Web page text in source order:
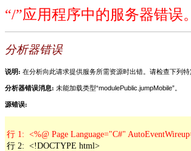
“/”应用程序中的服务器错误。
分析器错误
说明: 在分析向此请求提供服务所需资源时出错。请检查下列
分析器错误消息: 未能加载类型“modulePublic.jumpMobile”。
源错误:
行 2:  <!DOCTYPE html>